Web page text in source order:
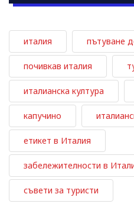
италия пътуване
почивкав италия
италианска култура
капучино
етикет в Италия
забележителности в
съвети за туристи